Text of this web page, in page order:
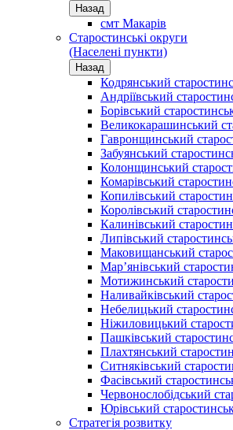
Назад
смт Макарів
Старостинські округи
(Населені пункти)
Назад
Кодрянський
Андріївський
Борівський
Великокарашинський
Гавронщинський
Забуянський
Колонщинський
Комарівський
Копилівський
Королівський
Калинівський
Липівський
Маковищанський
Мар’янівський
Мотижинський
Наливайківський
Небелицький
Ніжиловицький
Пашківський
Плахтянський
Ситняківський
Фасівський
Червонослобідський
Юрівський
Стратегія розвитку